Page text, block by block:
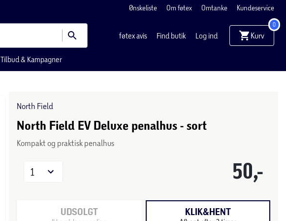
Ønskeliste Om føtex Omtanke Kundeservice
føtex avis Find butik Log ind Kurv
0
Tilbud & Kampagner
North Field
North Field EV Deluxe penalhus - sort
Kompakt og praktisk penalhus
50,-
1
UDSOLGT KLIK&HENT